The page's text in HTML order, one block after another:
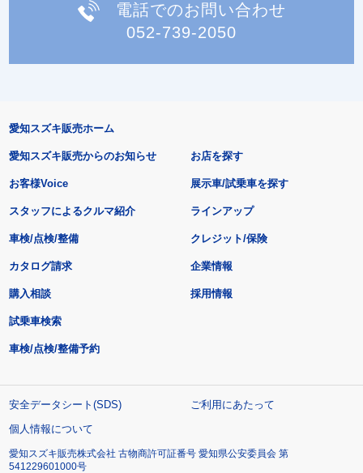
電話でのお問い合わせ
052-739-2050
愛知スズキ販売ホーム
愛知スズキ販売からのお知らせ
お客様Voice
スタッフによるクルマ紹介
お店を探す
展示車/試乗車を探す
ラインアップ
車検/点検/整備 クレジット/保険
カタログ請求
購入相談
試乗車検索
車検/点検/整備予約
企業情報
採用情報
安全データシート(SDS)
ご利用にあたって
個人情報について
愛知スズキ販売株式会社 古物商許可証番号 愛知県公安委員会 第
541229601000号